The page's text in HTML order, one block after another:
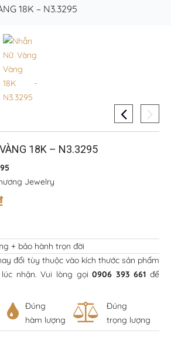
18K – N3.3295
18K – N3.3295
Jewelry
+ bảo hành trọn đời
đổi tùy thuộc vào kích thước sản phẩm
nhận. Vui lòng gọi0906 393 661 để
Đúng
hàm lượng
Đúng
trọng lượng